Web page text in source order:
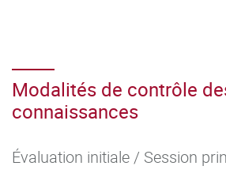
Modalités de contrôle
connaissances
Évaluation initiale / Session